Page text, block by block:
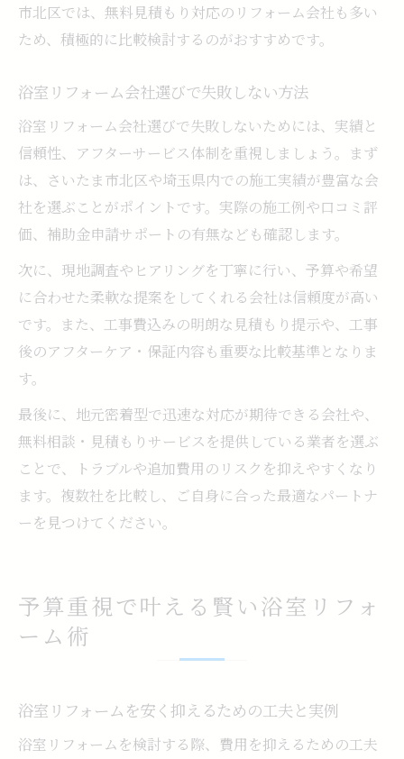
市北区では、無料見積もり対応のリフォーム会社も多い
ため、積極的に比較検討するのがおすすめです。
浴室リフォーム会社選びで失敗しない方法
浴室リフォーム会社選びで失敗しないためには、実績と
信頼性、アフターサービス体制を重視しましょう。まず
は、さいたま市北区や埼玉県内での施工実績が豊富な会
社を選ぶことがポイントです。実際の施工例や口コミ評
価、補助金申請サポートの有無なども確認します。
次に、現地調査やヒアリングを丁寧に行い、予算や希望
に合わせた柔軟な提案をしてくれる会社は信頼度が高い
です。また、工事費込みの明朗な見積もり提示や、工事
後のアフターケア・保証内容も重要な比較基準となりま
す。
最後に、地元密着型で迅速な対応が期待できる会社や、
無料相談・見積もりサービスを提供している業者を選ぶ
ことで、トラブルや追加費用のリスクを抑えやすくなり
ます。複数社を比較し、ご自身に合った最適なパートナ
ーを見つけてください。
予算重視で叶える賢い浴室リフォ
ーム術
浴室リフォームを安く抑えるための工夫と実例
浴室リフォームを検討する際、費用を抑えるための工夫